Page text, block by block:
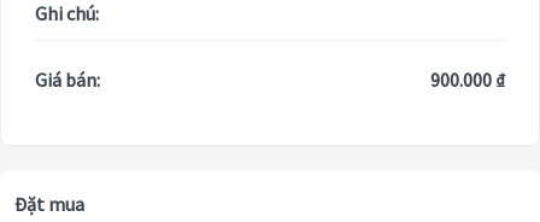
Ghi chú:
Giá bán: 900.000 ₫
Đặt mua